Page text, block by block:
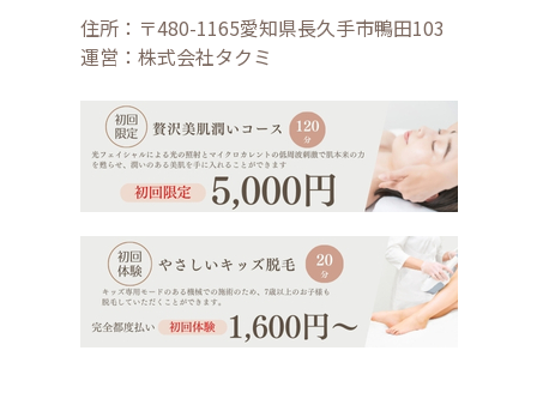
住所：〒480-1165愛知県長久手市鴨田103
運営：株式会社タクミ